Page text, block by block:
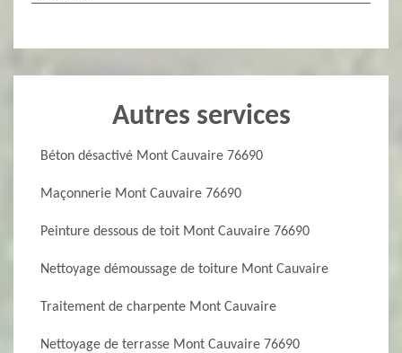
Autres services
Béton désactivé Mont Cauvaire 76690
Maçonnerie Mont Cauvaire 76690
Peinture dessous de toit Mont Cauvaire 76690
Nettoyage démoussage de toiture Mont Cauvaire
Traitement de charpente Mont Cauvaire
Nettoyage de terrasse Mont Cauvaire 76690